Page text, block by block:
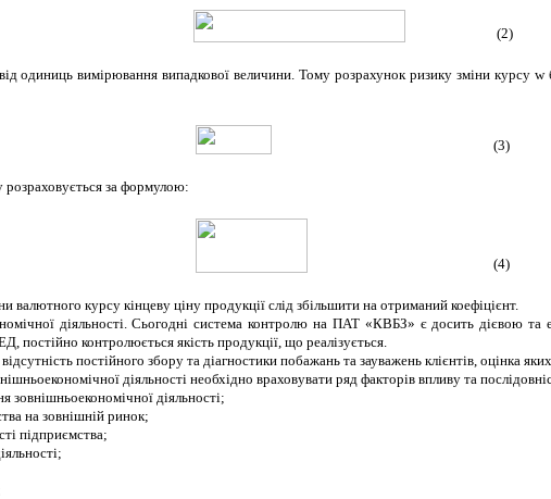
(2)
одиниць вимірювання випадкової величини. Тому розрахунок ризику зміни курсу w
(3)
розраховується за формулою:
(4)
валютного курсу кінцеву ціну продукції слід збільшити на отриманий коефіцієнт.
діяльності. Сьогодні система контролю на ПАТ «КВБЗ» є досить дієвою
постійно контролюється якість продукції, що реалізується.
постійного збору та діагностики побажань та зауважень клієнтів, оцінка
діяльності необхідно враховувати ряд факторів впливу та
зовнішньоекономічної діяльності;
на зовнішній ринок;
підприємства;